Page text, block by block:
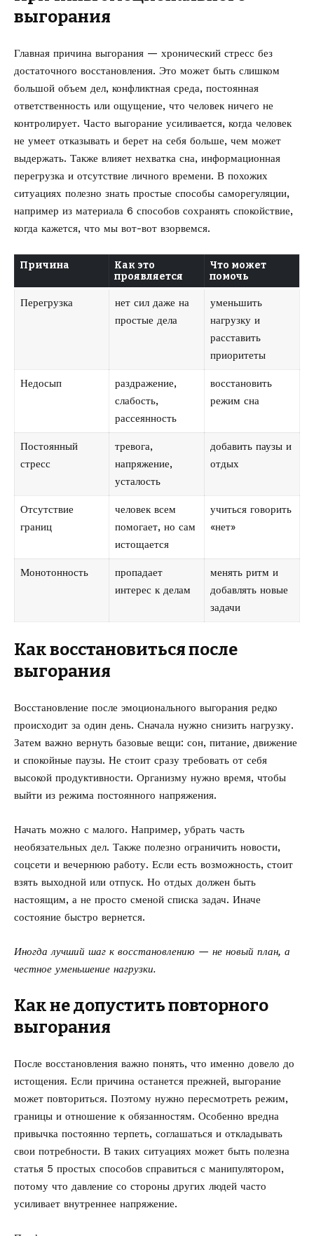
выгорания
Главная причина выгорания — хронический стресс без
достаточного восстановления. Это может быть слишком
большой объем дел, конфликтная среда, постоянная
ответственность или ощущение, что человек ничего не
контролирует. Часто выгорание усиливается, когда человек
не умеет отказывать и берет на себя больше, чем может
выдержать. Также влияет нехватка сна, информационная
перегрузка и отсутствие личного времени. В похожих
ситуациях полезно знать простые способы саморегуляции,
например из материала 6 способов сохранять спокойствие,
когда кажется, что мы вот-вот взорвемся.
Причина
Как это
проявляется
Что может
помочь
Перегрузка
нет сил даже на
простые дела
уменьшить
нагрузку и
расставить
приоритеты
Недосып
раздражение,
слабость,
рассеянность
восстановить
режим сна
Постоянный
стресс
тревога,
напряжение,
усталость
добавить паузы и
отдых
Отсутствие
границ
человек всем
помогает, но сам
истощается
учиться говорить
«нет»
Монотонность
пропадает
интерес к делам
менять ритм и
добавлять новые
задачи
Как восстановиться после
выгорания
Восстановление после эмоционального выгорания редко
происходит за один день. Сначала нужно снизить нагрузку.
Затем важно вернуть базовые вещи: сон, питание, движение
и спокойные паузы. Не стоит сразу требовать от себя
высокой продуктивности. Организму нужно время, чтобы
выйти из режима постоянного напряжения.
Начать можно с малого. Например, убрать часть
необязательных дел. Также полезно ограничить новости,
соцсети и вечернюю работу. Если есть возможность, стоит
взять выходной или отпуск. Но отдых должен быть
настоящим, а не просто сменой списка задач. Иначе
состояние быстро вернется.
Иногда лучший шаг к восстановлению — не новый план, а
честное уменьшение нагрузки.
Как не допустить повторного
выгорания
После восстановления важно понять, что именно довело до
истощения. Если причина останется прежней, выгорание
может повториться. Поэтому нужно пересмотреть режим,
границы и отношение к обязанностям. Особенно вредна
привычка постоянно терпеть, соглашаться и откладывать
свои потребности. В таких ситуациях может быть полезна
статья 5 простых способов справиться с манипулятором,
потому что давление со стороны других людей часто
усиливает внутреннее напряжение.